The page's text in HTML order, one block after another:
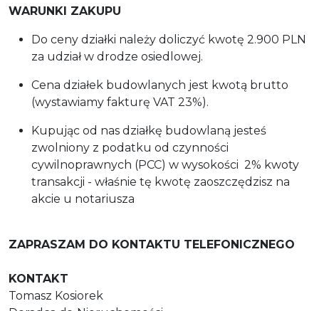
WARUNKI ZAKUPU
Do ceny działki należy doliczyć kwotę 2.900 PLN
za udział w drodze osiedlowej.
Cena działek budowlanych jest kwotą brutto
(wystawiamy fakturę VAT 23%).
Kupując od nas działkę budowlaną jesteś
zwolniony z podatku od czynności
cywilnoprawnych (PCC) w wysokości 2% kwoty
transakcji - właśnie tę kwotę zaoszczędzisz na
akcie u notariusza
ZAPRASZAM DO KONTAKTU TELEFONICZNEGO
KONTAKT
Tomasz Kosiorek